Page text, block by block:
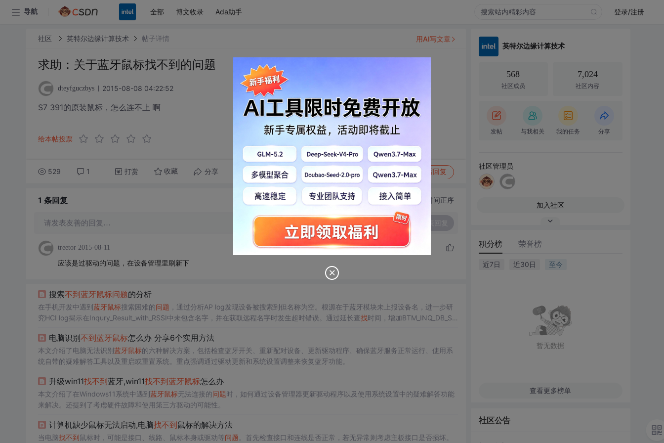
导航 全部 博文收录 Ada助手 登录/注册
社区 英特尔边缘计算技术 帖子详情
求助：关于蓝牙鼠标找不到的问题
dteyfguczbys 2015-08-08 04:22:52
S7 391的原装鼠标，怎么连不上 啊
给本帖投票
529 1 打赏 收藏 分享 转发到动态 举报 写回复
用AI写文章
1 条回复 切换为时间正序
请发表友善的回复…
treetor 2015-08-11
应该是过驱动的问题，在设备管理里刷新下
搜索不到蓝牙鼠标问题的分析
在手机开发中遇到蓝牙鼠标搜索困难的问题 ，通过分析AP log发现设备被搜索到但名称为空。根源在于蓝牙模块未上报设备名，进一步研
究HCI log揭示在Inqury_Result_with_RSSI中未包含名字，并在获取远程名字时发生超时错误。通过延长查找时间，增加BTM_INQ_DB_SI
电脑识别不到蓝牙鼠标怎么办 分享6个实用方法
本文介绍了电脑无法识别蓝牙鼠标的六种解决方案，包括检查蓝牙开关、重新配对设备、更新驱动程序、确保蓝牙服务正常运行、使用系
统自带的疑难解答工具以及重启或重置系统。重点强调通过驱动更新和系统设置调整来恢复蓝牙功能。
升级win11找不到蓝牙,win11找不到蓝牙鼠标怎么办
本文介绍了在Windows11系统中遇到蓝牙鼠标无法连接的问题时，如何通过设备管理器更新驱动程序以及使用系统设置中的疑难解答功能
来解决。还提到了考虑硬件故障和使用第三方驱动的可能性。
计算机缺少鼠标无法启动,电脑找不到鼠标的解决方法
当电脑找不到鼠标时，可能是接口、线路、鼠标本身或驱动等问题 。首先检查接口和连线是否正常，若无异常则考虑主板接口是否损坏。
英特尔边缘计算技术
568
社区成员
7,024
社区内容
发帖 与我相关 我的任务 分享
社区管理员
加入社区
积分榜 荣誉榜
近7日 近30日 至今
暂无数据
查看更多榜单
社区公告